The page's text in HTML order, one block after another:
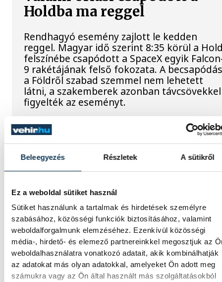
Beleegyezés Részletek A sütikről
Ez a weboldal sütiket használ
Sütiket használunk a tartalmak és hirdetések személyre
szabásához, közösségi funkciók biztosításához, valamint
weboldalforgalmunk elemzéséhez. Ezenkívül közösségi
média-, hirdető- és elemező partnereinkkel megosztjuk az
weboldalhasználatra vonatkozó adatait, akik kombinálhatják
az adatokat más olyan adatokkal, amelyeket Ön adott meg
számukra vagy az Ön által használt más szolgáltatásokból
Holdba ma reggel
Rendhagyó esemény zajlott le kedden
reggel. Magyar idő szerint 8:35 körül a
felszínébe csapódott a SpaceX egyik
9 rakétájának felső fokozata. A
a Földről szabad szemmel nem lehetett
látni, a szakemberek azonban távcsövekkel
figyelték az eseményt.
Rekordok Európában –
Magyarország a legforróbb,
Angliában szárazság tombol
Rá sem ismerünk Európára,
rekordokat dönt a hőség. Magyarország a
legforróbb országok közé került, miközben
az Egyesült Királyságban olyan száraz
mértek, amilyenre 155 éve nem volt példa.
A múltban és ma is rossz